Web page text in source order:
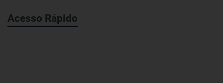
Acesso Rápido